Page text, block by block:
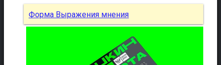
Форма Выражения мнения